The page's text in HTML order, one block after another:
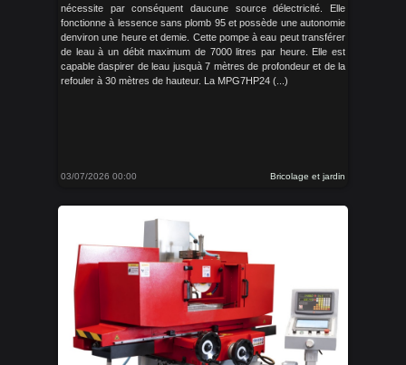
nécessite par conséquent daucune source délectricité. Elle
fonctionne à lessence sans plomb 95 et possède une autonomie
denviron une heure et demie. Cette pompe à eau peut transférer
de leau à un débit maximum de 7000 litres par heure. Elle est
capable daspirer de leau jusquà 7 mètres de profondeur et de la
refouler à 30 mètres de hauteur. La MPG7HP24 (...)
03/07/2026 00:00 Bricolage et jardin